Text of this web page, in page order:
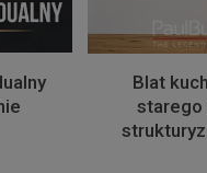
Blat
starego